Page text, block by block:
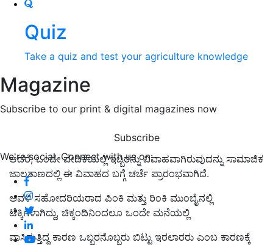
Quiz
Take a quiz and test your agriculture knowledge
Magazine
Subscribe to our print & digital magazines now
Subscribe
We're social. Connect with us on:
ಆದರೆ, ಒಂದೇ ವೇದಿಕೆಯಲ್ಲಿ ಇಬ್ಬರನ್ನು ವಿವಾಹವಾಗಿರುವುದನ್ನು ಸಾಮಾಜಿಕ
ಜಾಲತಾಣದಲ್ಲಿ ಈ ವಿವಾಹದ ಬಗ್ಗೆ ಚರ್ಚೆ ಪ್ರಾರಂಭವಾಗಿದೆ.
ಅವಳಿ ಸಹೋದರಿಯರಾದ ಪಿಂಕಿ ಮತ್ತು ರಿಂಕಿ ಮುಂಬೈನಲ್ಲಿ
ಟೆಕ್ಕಿಗಳಾಗಿದ್ದು, ಚಿಕ್ಕಂದಿನಿಂದಲೂ ಒಂದೇ ಮನೆಯಲ್ಲಿ
ವಾಸಿಸುತ್ತಿದ್ದ ಕಾರಣ ಒಬ್ಬರನೊಬ್ಬರು ಬಿಟ್ಟು ಇರಲಾರರು ಎಂಬ ಕಾರಣಕ್ಕೆ